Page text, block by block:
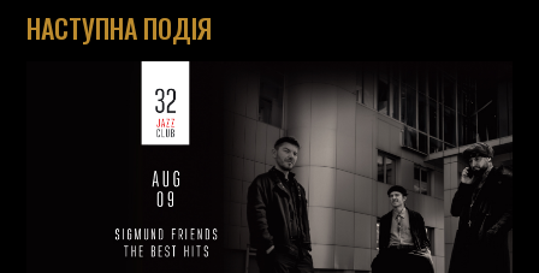
НАСТУПНА ПОДІЯ